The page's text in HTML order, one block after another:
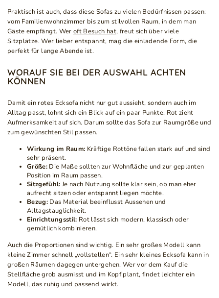
Praktisch ist auch, dass diese Sofas zu vielen Bedürfnissen passen:
vom Familienwohnzimmer bis zum stilvollen Raum, in dem man
Gäste empfängt. Wer oft Besuch hat, freut sich über viele
Sitzplätze. Wer lieber entspannt, mag die einladende Form, die
perfekt für lange Abende ist.
WORAUF SIE BEI DER AUSWAHL ACHTEN
KÖNNEN
Damit ein rotes Ecksofa nicht nur gut aussieht, sondern auch im
Alltag passt, lohnt sich ein Blick auf ein paar Punkte. Rot zieht
Aufmerksamkeit auf sich. Darum sollte das Sofa zur Raumgröße und
zum gewünschten Stil passen.
Wirkung im Raum: Kräftige Rottöne fallen stark auf und sind
sehr präsent.
Größe:Die Maße sollten zur Wohnfläche und zur geplanten
Position im Raum passen.
Sitzgefühl: Je nach Nutzung sollte klar sein, ob man eher
aufrecht sitzen oder entspannt liegen möchte.
Bezug:Das Material beeinflusst Aussehen und
Alltagstauglichkeit.
Einrichtungsstil: Rot lässt sich modern, klassisch oder
gemütlich kombinieren.
Auch die Proportionen sind wichtig. Ein sehr großes Modell kann
kleine Zimmer schnell „vollstellen“. Ein sehr kleines Ecksofa kann in
großen Räumen dagegen untergehen. Wer vor dem Kauf die
Stellfläche grob ausmisst und im Kopf plant, findet leichter ein
Modell, das ruhig und passend wirkt.